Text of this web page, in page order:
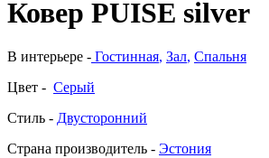
Ковер PUISE silver
В интерьере - Гостинная, Зал, Спальня
Цвет - Серый
Стиль - Двусторонний
Страна производитель - Эстония